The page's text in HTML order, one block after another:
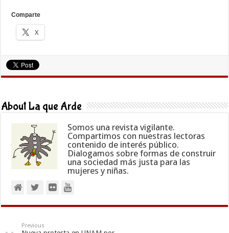
Comparte
X
About La que Arde
Somos una revista vigilante.
Compartimos con nuestras lectoras
contenido de interés público.
Dialogamos sobre formas de construir
una sociedad más justa para las
mujeres y niñas.
Previous